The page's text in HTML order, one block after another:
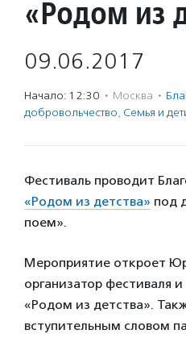
«Родом из
09.06.2017
Начало: 12:30 · Москва ·
доброволь­чест­во, Семья и
Фестиваль проводит
«Родом из детства» под
поем».
Мероприятие откроет
организатор фестиваля
«Родом из детства».
вступительным словом